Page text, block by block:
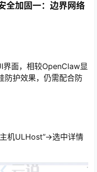
全加固一：边界网络
面，相较OpenClaw显
防护效果，仍需配合防
机ULHost”→选中详情